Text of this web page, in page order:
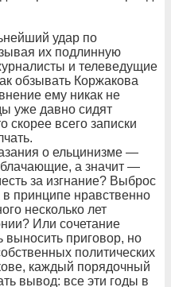
удар по
их подлинную
и телеведущие
обзывать Коржакова
ему никак не
уже давно сидят
скорее всего записки
о ельцинизме —
а значит —
за изгнание? Выброс
принципе нравственно
несколько лет
Или сочетание
выносить приговор, но
политических
каждый порядочный
вывод: все эти годы в